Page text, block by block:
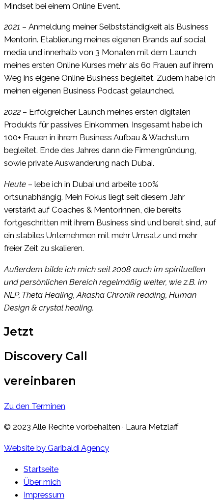
Mindset bei einem Online Event.
2021 – Anmeldung meiner Selbstständigkeit als Business
Mentorin. Etablierung meines eigenen Brands auf social
media und innerhalb von 3 Monaten mit dem Launch
meines ersten Online Kurses mehr als 60 Frauen auf ihrem
Weg ins eigene Online Business begleitet. Zudem habe ich
meinen eigenen Business Podcast gelaunched.
2022 – Erfolgreicher Launch meines ersten digitalen
Produkts für passives Einkommen. Insgesamt habe ich
100+ Frauen in ihrem Business Aufbau & Wachstum
begleitet. Ende des Jahres dann die Firmengründung,
sowie private Auswanderung nach Dubai.
Heute – lebe ich in Dubai und arbeite 100%
ortsunabhängig. Mein Fokus liegt seit diesem Jahr
verstärkt auf Coaches & Mentorinnen, die bereits
fortgeschritten mit ihrem Business sind und bereit sind, auf
ein stabiles Unternehmen mit mehr Umsatz und mehr
freier Zeit zu skalieren.
Außerdem bilde ich mich seit 2008 auch im spirituellen
und persönlichen Bereich regelmäßig weiter, wie z.B. im
NLP, Theta Healing, Akasha Chronik reading, Human
Design & crystal healing.
Jetzt
Discovery Call
vereinbaren
Zu den Terminen
© 2023 Alle Rechte vorbehalten · Laura Metzlaff
Website by Garibaldi Agency
Startseite
Über mich
Impressum